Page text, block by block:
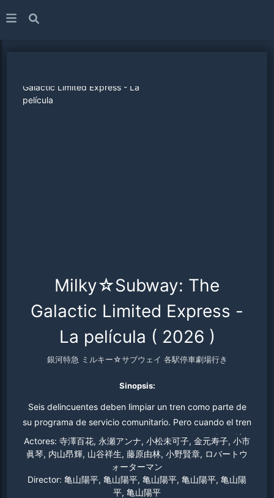
Milky☆Subway: The
Galactic Limited Express -
La película ( 2026 )
銀河特急 ミルキー☆サブウェイ 各駅停車劇場行き
Sinopsis:
Seis delincuentes deben limpiar un tren como parte de
su programa de servicio comunitario. Pero cuando el tren
despega de repente, el caos se apodera de la situación.
Actores: 寺澤百花, 永瀬アンナ, 小松未可子, 金元寿子, 小市
眞琴, 内山昂輝, 山谷祥生, 藤原由林, 小野賢章, ロバートウ
ォーターマン
Director: 亀山陽平, 亀山陽平, 亀山陽平, 亀山陽平, 亀山陽
平, 亀山陽平